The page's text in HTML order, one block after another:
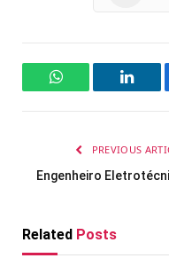
WhatsApp
PREVIOUS
Engenheiro
Related Posts